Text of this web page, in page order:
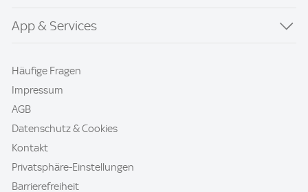
App & Services
Häufige Fragen
Impressum
AGB
Datenschutz & Cookies
Kontakt
Privatsphäre-Einstellungen
Barrierefreiheit